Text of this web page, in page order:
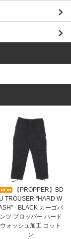
【PROPPER】BD
U TROUSER "HARD W
- BLACK カーゴパ
ンツ プロッパー ハード
ウォッシュ加工 コット
ン